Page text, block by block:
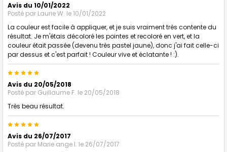
Avis du 10/01/2022
Posté par Laurie W. le 10/01/2022
La couleur est facile à appliquer, et je suis vraiment très contente du
résultat. Je m'étais décoloré les pointes et recoloré en vert, et la
couleur était passée (devenu très pastel jaune), donc j'ai fait celle-ci
par dessus et c'est parfait ! Couleur vive et éclatante ! :).
5
Avis du 20/05/2018
Posté par Guillaume F. le 20/05/2018
Très beau résultat.
5
Avis du 26/07/2017
Posté par Marie ange l. le 26/07/2017